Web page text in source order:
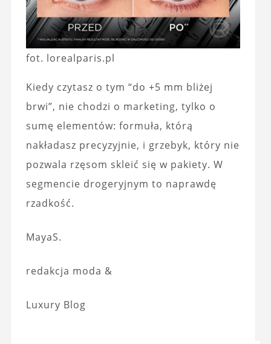
fot. lorealparis.pl
Kiedy czytasz o tym “do +5 mm bliżej
brwi”, nie chodzi o marketing, tylko o
sumę elementów: formuła, którą
nakładasz precyzyjnie, i grzebyk, który nie
pozwala rzęsom skleić się w pakiety. W
segmencie drogeryjnym to naprawdę
rzadkość.
MayaS.
redakcja moda &
Luxury Blog